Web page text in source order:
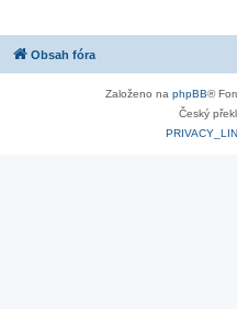
Obsah fóra
Založeno na phpBB®
Český